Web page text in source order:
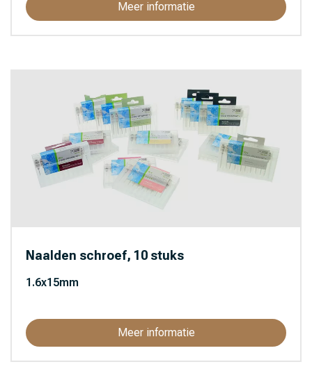
Meer informatie
Naalden schroef, 10 stuks
1.6x15mm
Meer informatie